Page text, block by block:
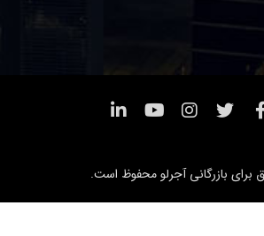
برای بازرگانی آجرلو محفوظ است.